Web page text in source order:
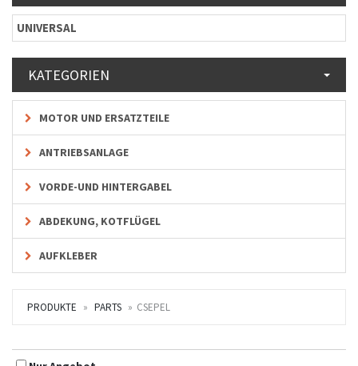
UNIVERSAL
KATEGORIEN
MOTOR UND ERSATZTEILE
ANTRIEBSANLAGE
VORDE-UND HINTERGABEL
ABDEKUNG, KOTFLÜGEL
AUFKLEBER
PRODUKTE PARTS CSEPEL